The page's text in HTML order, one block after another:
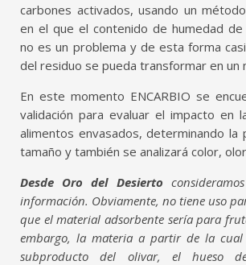
carbones activados, usando un
en el que el contenido de humedad
no es un problema y de esta forma
del residuo se pueda transformar en un
En este momento ENCARBIO se
validación para evaluar el impacto en
alimentos envasados, determinando la
tamaño y también se analizará color,
Desde Oro del Desierto
información. Obviamente, no tiene uso
que el material adsorbente sería para
embargo, la materia a partir de la cual
subproducto del olivar, el hueso